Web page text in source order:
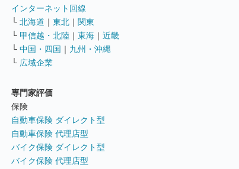
インターネット回線
└ 北海道 ｜ 東北 ｜ 関東
└ 甲信越・北陸 ｜ 東海 ｜ 近畿
└ 中国・四国 ｜ 九州・沖縄
└ 広域企業
専門家評価
保険
自動車保険 ダイレクト型
自動車保険 代理店型
バイク保険 ダイレクト型
バイク保険 代理店型